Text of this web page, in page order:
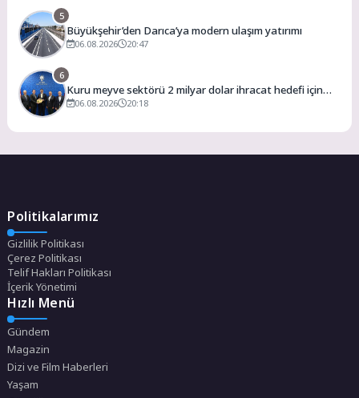
5
Büyükşehir’den Darıca’ya modern ulaşım yatırımı
06.08.2026 20:47
6
Kuru meyve sektörü 2 milyar dolar ihracat hedefi için
Ankara’dan destek istedi
06.08.2026 20:18
Politikalarımız
Gizlilik Politikası
Çerez Politikası
Telif Hakları Politikası
İçerik Yönetimi
Hızlı Menü
Gündem
Magazin
Dizi ve Film Haberleri
Yaşam